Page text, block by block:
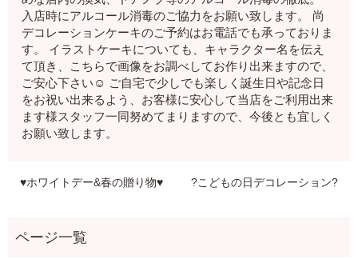
入店時にアルコール消毒のご協力をお願い致します。 尚
デコレーションケーキのご予約はお電話でも承っておりま
す。 イラストケーキについても、キャラクター名を伝え
て頂き、こちらで画像をお調べしてお作り出来ますので、
ご安心下さい☺️ ご自宅で少しでも楽しく誕生日や記念日
をお祝い出来るよう、お客様に安心して当店をご利用出来
ます様スタッフ一同努めてまりますので、今後とも宜しく
お願い致します。
♥️ホワイトデー&春の贈り物♥️ ?こどもの日デコレーション?